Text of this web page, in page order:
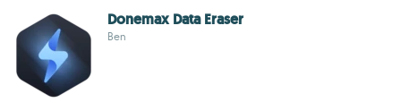
Donemax Data Eraser
Ben